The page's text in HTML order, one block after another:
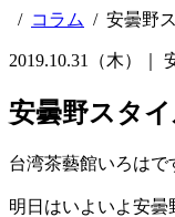
/ コラム / 安曇野
2019.10.31（木）｜
安曇野スタイ
台湾茶藝館いろはで
明日はいよいよ安